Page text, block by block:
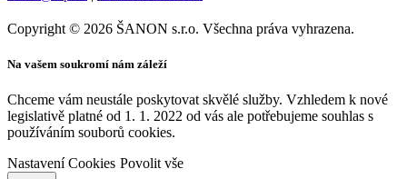
Copyright © 2026 ŠANON s.r.o. Všechna práva vyhrazena.
Na vašem soukromí nám záleží
Chceme vám neustále poskytovat skvělé služby. Vzhledem k nové
legislativě platné od 1. 1. 2022 od vás ale potřebujeme souhlas s
používáním souborů cookies.
Nastavení Cookies Povolit vše